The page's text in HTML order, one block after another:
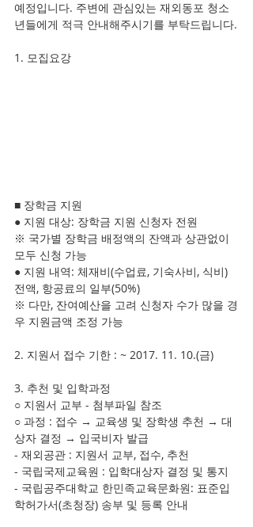
예정입니다. 주변에 관심있는 재외동포 청소
년들에게 적극 안내해주시기를 부탁드립니다.
1. 모집요강
■ 장학금 지원
● 지원 대상: 장학금 지원 신청자 전원
※ 국가별 장학금 배정액의 잔액과 상관없이
모두 신청 가능
● 지원 내역: 체재비(수업료, 기숙사비, 식비)
전액, 항공료의 일부(50%)
※ 다만, 잔여예산을 고려 신청자 수가 많을 경
우 지원금액 조정 가능
2. 지원서 접수 기한 : ~ 2017. 11. 10.(금)
3. 추천 및 입학과정
○ 지원서 교부 - 첨부파일 참조
○ 과정 : 접수 → 교육생 및 장학생 추천 → 대
상자 결정 → 입국비자 발급
- 재외공관 : 지원서 교부, 접수, 추천
- 국립국제교육원 : 입학대상자 결정 및 통지
- 국립공주대학교 한민족교육문화원: 표준입
학허가서(초청장) 송부 및 등록 안내